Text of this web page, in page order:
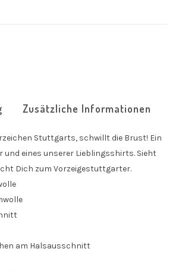
Zusätzliche Informationen
Stuttgarts, schwillt die Brust! Ein
und eines unserer Lieblingsshirts. Sieht
Dich zum Vorzeigestuttgarter.
am Halsausschnitt